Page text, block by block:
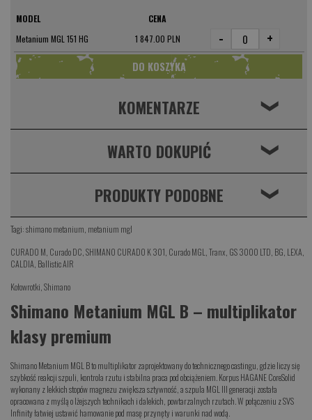
MODEL
CENA
Metanium MGL 151 HG
1 847.00 PLN - +
KOMENTARZE ❮
WARTO DOKUPIĆ ❮
PRODUKTY PODOBNE ❮
Tagi:shimano metanium metanium mgl
CURADO M Curado DC ,SHIMANO CURADO K 301 Curado MGL ,Tranx GS 3000 LTD BG LEXA
CALDIA Ballistic AIR
Kołowrotki ,Shimano
Shimano Metanium MGL B – multiplikator
klasy premium
Shimano Metanium MGL B to multiplikator zaprojektowany do technicznego castingu, gdzie liczy się
szybkość reakcji szpuli, kontrola rzutu i stabilna praca pod obciążeniem. Korpus HAGANE CoreSolid
wykonany z lekkich stopów magnezu zwiększa sztywność, a szpula MGL III generacji została
opracowana z myślą o lżejszych technikach i dalekich, powtarzalnych rzutach. W połączeniu z SVS
Infinity łatwiej ustawić hamowanie pod masę przynęty i warunki nad wodą.